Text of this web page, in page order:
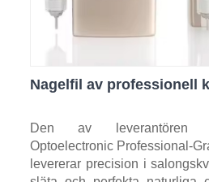
Nagelfil av professionell
Den av leverantören
Optoelectronic Professional-
levererar precision i